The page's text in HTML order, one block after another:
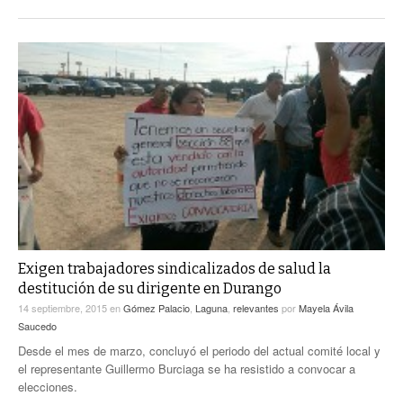
Exigen trabajadores sindicalizados de salud la
destitución de su dirigente en Durango
14 septiembre, 2015enGómez Palacio Laguna relevantes porMayela Ávila
Saucedo
Desde el mes de marzo, concluyó el periodo del actual comité local y
el representante Guillermo Burciaga se ha resistido a convocar a
elecciones.